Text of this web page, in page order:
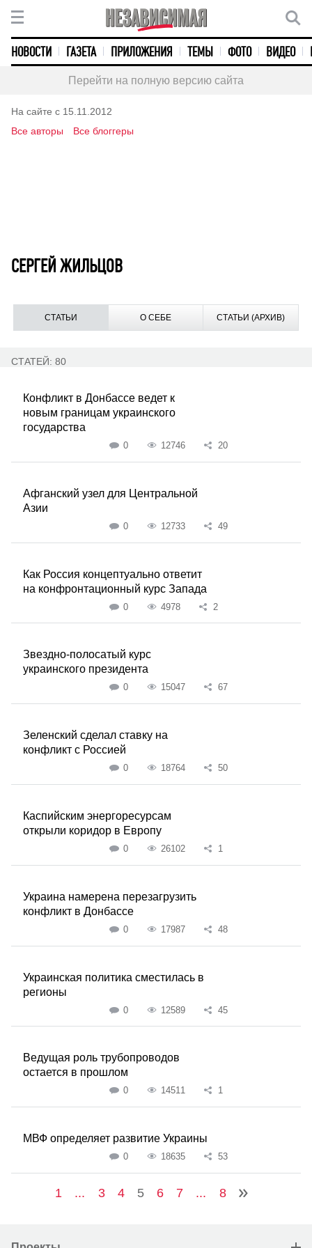
НОВОСТИ ГАЗЕТА ПРИЛОЖЕНИЯ ТЕМЫ ФОТО ВИДЕО
Перейти на полную версию сайта
На сайте с 15.11.2012
Все авторы
Все блоггеры
СЕРГЕЙ ЖИЛЬЦОВ
СТАТЬИ О СЕБЕ СТАТЬИ (АРХИВ)
СТАТЕЙ: 80
Конфликт в Донбассе ведет к
новым границам украинского
государства
0 12746 20
Афганский узел для Центральной
Азии
0 12733 49
Как Россия концептуально ответит
на конфронтационный курс Запада
0 4978 2
Звездно-полосатый курс
украинского президента
0 15047 67
Зеленский сделал ставку на
конфликт с Россией
0 18764 50
Каспийским энергоресурсам
открыли коридор в Европу
0 26102 1
Украина намерена перезагрузить
конфликт в Донбассе
0 17987 48
Украинская политика сместилась в
регионы
0 12589 45
Ведущая роль трубопроводов
остается в прошлом
0 14511 1
МВФ определяет развитие Украины
0 18635 53
1 ... 3 4 5 6 7 ... 8